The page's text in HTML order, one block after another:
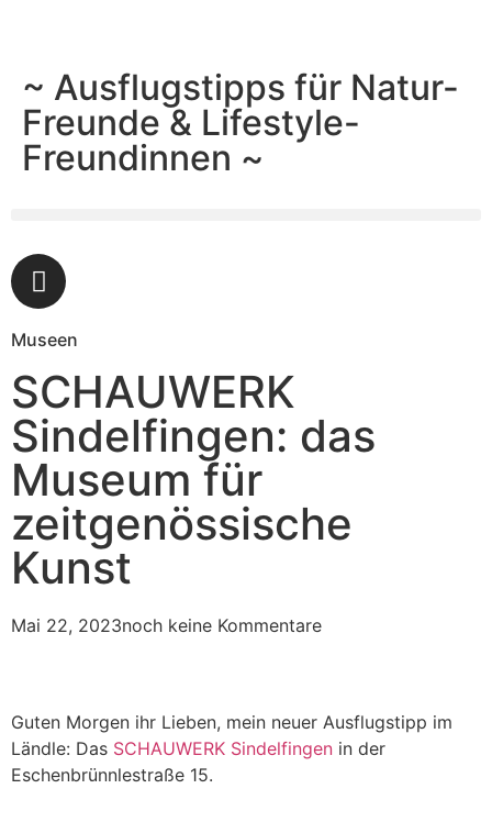
~ Ausflugstipps für Natur-
Freunde & Lifestyle-
Freundinnen ~
Museen
SCHAUWERK
Sindelfingen: das
Museum für
zeitgenössische
Kunst
Mai 22, 2023noch keine Kommentare
Guten Morgen ihr Lieben, mein neuer Ausflugstipp im
Ländle: Das SCHAUWERK Sindelfingen in der
Eschenbrünnlestraße 15.